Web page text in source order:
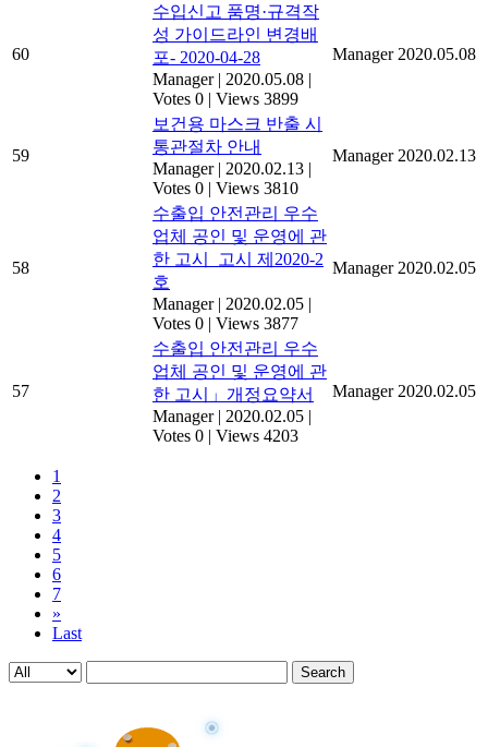
60
수입신고 품명·규격작
성 가이드라인 변경배
포- 2020-04-28
Manager | 2020.05.08 |
Votes 0 | Views 3899
Manager 2020.05.08
59
보건용 마스크 반출 시
통관절차 안내
Manager | 2020.02.13 |
Votes 0 | Views 3810
Manager 2020.02.13
58
수출입 안전관리 우수
업체 공인 및 운영에 관
한 고시_고시 제2020-2
호
Manager | 2020.02.05 |
Votes 0 | Views 3877
Manager 2020.02.05
57
수출입 안전관리 우수
업체 공인 및 운영에 관
한 고시」개정요약서
Manager | 2020.02.05 |
Votes 0 | Views 4203
Manager 2020.02.05
1
2
3
4
5
6
7
»
Last
Search